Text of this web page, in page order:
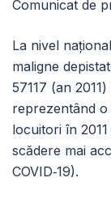
Comunicat de
La nivel
maligne
57117 (an
reprezentând
locuitori în
scădere mai
COVID‐19).